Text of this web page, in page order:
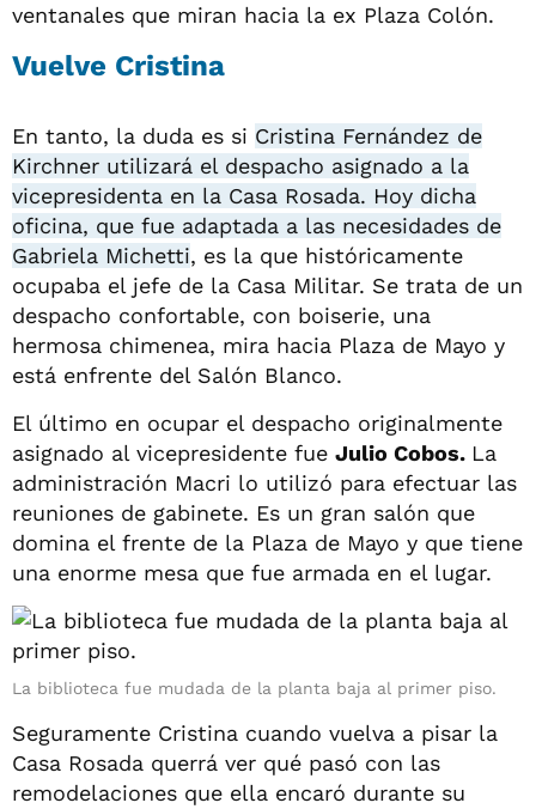
ventanales que miran hacia la ex Plaza Colón.
Vuelve Cristina
En tanto, la duda es si Cristina Fernández de
Kirchner utilizará el despacho asignado a la
vicepresidenta en la Casa Rosada. Hoy dicha
oficina, que fue adaptada a las necesidades de
Gabriela Michetti, es la que históricamente
ocupaba el jefe de la Casa Militar. Se trata de un
despacho confortable, con boiserie, una
hermosa chimenea, mira hacia Plaza de Mayo y
está enfrente del Salón Blanco.
El último en ocupar el despacho originalmente
asignado al vicepresidente fue Julio Cobos. La
administración Macri lo utilizó para efectuar las
reuniones de gabinete. Es un gran salón que
domina el frente de la Plaza de Mayo y que tiene
una enorme mesa que fue armada en el lugar.
La biblioteca fue mudada de la planta baja al primer piso.
Seguramente Cristina cuando vuelva a pisar la
Casa Rosada querrá ver qué pasó con las
remodelaciones que ella encaró durante su